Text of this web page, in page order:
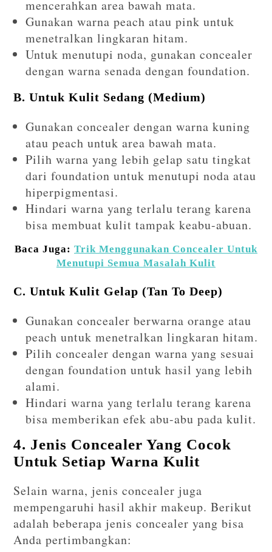
mencerahkan area bawah mata.
Gunakan warna peach atau pink untuk
menetralkan lingkaran hitam.
Untuk menutupi noda, gunakan concealer
dengan warna senada dengan foundation.
B. Untuk Kulit Sedang (Medium)
Gunakan concealer dengan warna kuning
atau peach untuk area bawah mata.
Pilih warna yang lebih gelap satu tingkat
dari foundation untuk menutupi noda atau
hiperpigmentasi.
Hindari warna yang terlalu terang karena
bisa membuat kulit tampak keabu-abuan.
Baca Juga: Trik Menggunakan Concealer Untuk
Menutupi Semua Masalah Kulit
C. Untuk Kulit Gelap (Tan To Deep)
Gunakan concealer berwarna orange atau
peach untuk menetralkan lingkaran hitam.
Pilih concealer dengan warna yang sesuai
dengan foundation untuk hasil yang lebih
alami.
Hindari warna yang terlalu terang karena
bisa memberikan efek abu-abu pada kulit.
4. Jenis Concealer Yang Cocok
Untuk Setiap Warna Kulit
Selain warna, jenis concealer juga
mempengaruhi hasil akhir makeup. Berikut
adalah beberapa jenis concealer yang bisa
Anda pertimbangkan: